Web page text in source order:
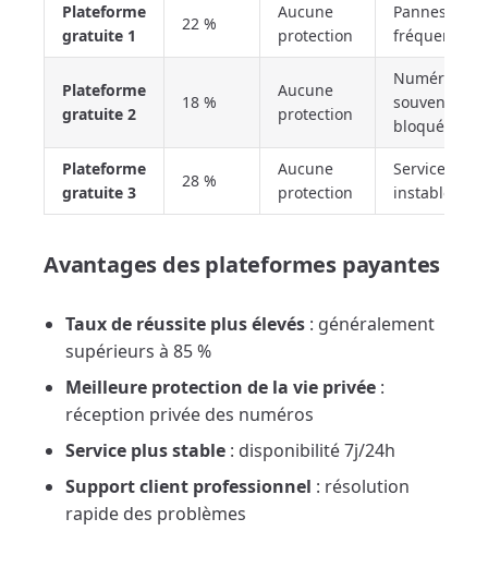
Plateforme
gratuite 1
22 %
Aucune
protection
Pannes
fréquentes
Plateforme
gratuite 2
18 %
Aucune
protection
Numéros
souvent
bloqués
Plateforme
gratuite 3
28 %
Aucune
protection
Service
instable
Avantages des plateformes payantes
Taux de réussite plus élevés : généralement
supérieurs à 85 %
Meilleure protection de la vie privée :
réception privée des numéros
Service plus stable : disponibilité 7j/24h
Support client professionnel : résolution
rapide des problèmes